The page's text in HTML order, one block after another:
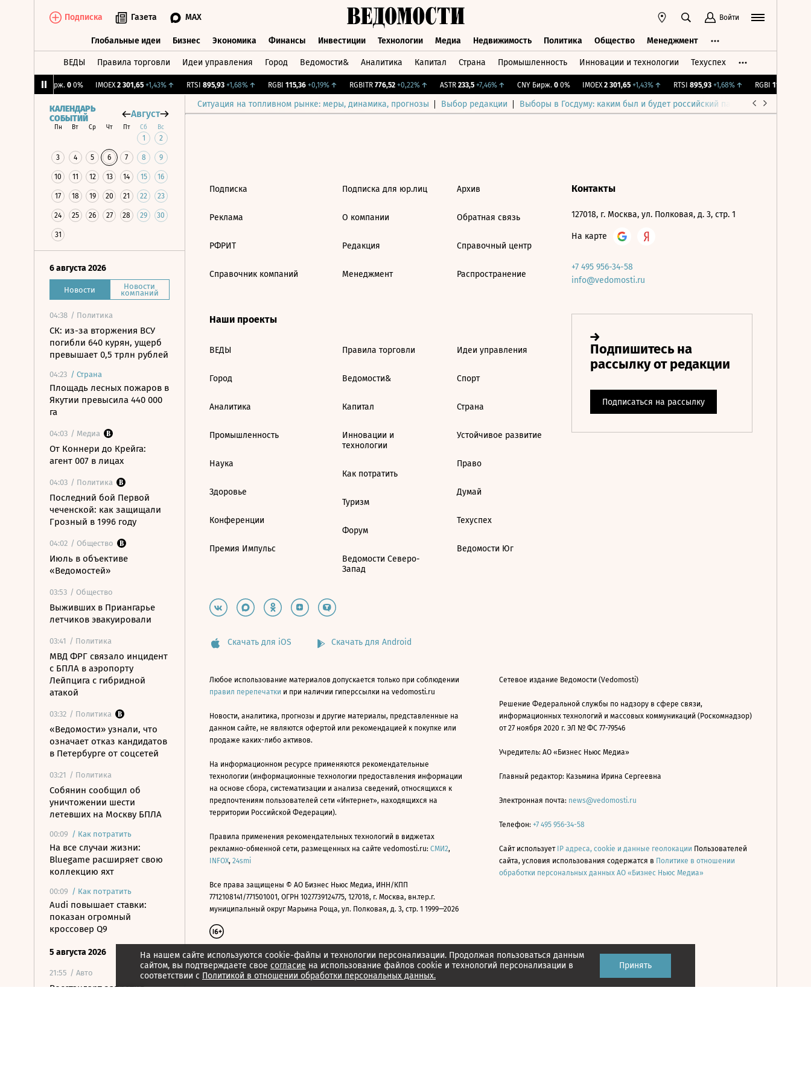
Подписка Газета MAX Войти
Глобальные идеи Бизнес Экономика Финансы Инвестиции Технологии Медиа Недвижимость Политика Общество Менеджмент
ВЕДЫ Правила торговли Идеи управления Город Ведомости& Аналитика Капитал Страна Промышленность Инновации и технологии Техуспех
CNY Бирж. 0 0% IMOEX 2 301,65 +1,43%↑ RTSI 895,93 +1,68%↑ RGBI 115,36 +0,19%↑ RGBITR 776,52 +0,22%↑ ASTR 233,5 +7,46%↑ CNY Бирж. 0 0% IMOEX 2 301,65 +1,43%↑ RTSI 895,93 +1,68%↑ RGBI 115,36
Ситуация на топливном рынке: меры, динамика, прогнозы Выбор редакции Выборы в Госдуму: каким был и будет российский парламент
КАЛЕНДАРЬ
СОБЫТИЙ
Август
Пн Вт Ср Чт Пт Сб Вс
1 2
3 4 5 6 7 8 9
10 11 12 13 14 15 16
17 18 19 20 21 22 23
24 25 26 27 28 29 30
31
6 августа 2026
Новости Новости
компаний
04:38 / Политика
СК: из-за вторжения ВСУ
погибли 640 курян, ущерб
превышает 0,5 трлн рублей
04:23 / Страна
Площадь лесных пожаров в
Якутии превысила 440 000
га
04:03 / Медиа
От Коннери до Крейга:
агент 007 в лицах
04:03 / Политика
Последний бой Первой
чеченской: как защищали
Грозный в 1996 году
04:02 / Общество
Июль в объективе
«Ведомостей»
03:53 / Общество
Выживших в Приангарье
летчиков эвакуировали
03:41 / Политика
МВД ФРГ связало инцидент
с БПЛА в аэропорту
Лейпцига с гибридной
атакой
03:32 / Политика
«Ведомости» узнали, что
означает отказ кандидатов
в Петербурге от соцсетей
03:21 / Политика
Собянин сообщил об
уничтожении шести
летевших на Москву БПЛА
00:09 / Как потратить
На все случаи жизни:
Bluegame расширяет свою
коллекцию яхт
00:09 / Как потратить
Audi повышает ставки:
показан огромный
кроссовер Q9
5 августа 2026
21:55 / Авто
Росстандарт запретил
На нашем сайте используются cookie-файлы и технологии персонализации. Продолжая пользоваться данным
сайтом, вы подтверждаете свое согласие на использование файлов cookie и технологий персонализации в
соответствии с Политикой в отношении обработки персональных данных.
Принять
Подписка
Реклама
РФРИТ
Справочник компаний
Подписка для юр.лиц
О компании
Редакция
Менеджмент
Архив
Обратная связь
Справочный центр
Распространение
Наши проекты
ВЕДЫ
Город
Аналитика
Промышленность
Наука
Здоровье
Конференции
Премия Импульс
Правила торговли
Ведомости&
Капитал
Инновации и
технологии
Как потратить
Туризм
Форум
Ведомости Северо-
Запад
Идеи управления
Спорт
Страна
Устойчивое развитие
Право
Думай
Техуспех
Ведомости Юг
Контакты
127018, г. Москва, ул. Полковая, д. 3, стр. 1
На карте
+7 495 956-34-58
info@vedomosti.ru
Скачать для iOS Скачать для Android
Любое использование материалов допускается только при соблюдении
правил перепечатки и при наличии гиперссылки на vedomosti.ru
Новости, аналитика, прогнозы и другие материалы, представленные на
данном сайте, не являются офертой или рекомендацией к покупке или
продаже каких-либо активов.
На информационном ресурсе применяются рекомендательные
технологии (информационные технологии предоставления информации
на основе сбора, систематизации и анализа сведений, относящихся к
предпочтениям пользователей сети «Интернет», находящихся на
территории Российской Федерации).
Правила применения рекомендательных технологий в виджетах
рекламно-обменной сети, размещенных на сайте vedomosti.ru: СМИ2,
INFOX, 24smi
Все права защищены © АО Бизнес Ньюс Медиа, ИНН/КПП
7712108141/771501001, ОГРН 1027739124775, 127018, г. Москва, вн.тер.г.
муниципальный округ Марьина Роща, ул. Полковая, д. 3, стр. 1 1999—2026
Сетевое издание Ведомости (Vedomosti)
Решение Федеральной службы по надзору в сфере связи,
информационных технологий и массовых коммуникаций (Роскомнадзор)
от 27 ноября 2020 г. ЭЛ № ФС 77-79546
Учредитель: АО «Бизнес Ньюс Медиа»
Главный редактор: Казьмина Ирина Сергеевна
Электронная почта: news@vedomosti.ru
Телефон: +7 495 956-34-58
Сайт использует IP адреса, cookie и данные геолокации Пользователей
сайта, условия использования содержатся в Политике в отношении
обработки персональных данных АО «Бизнес Ньюс Медиа»